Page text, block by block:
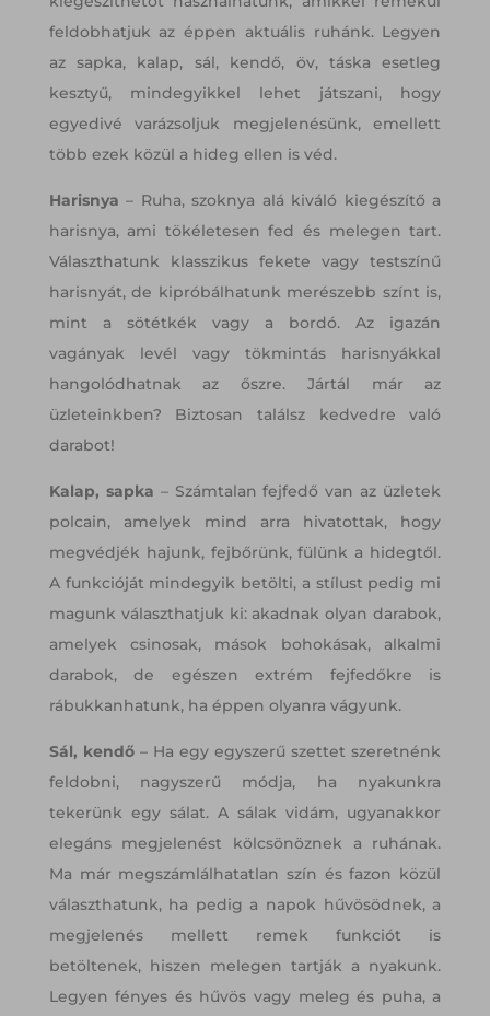
feldobhatjuk az éppen aktuális ruhánk. Legyen
az sapka, kalap, sál, kendő, öv, táska esetleg
kesztyű, mindegyikkel lehet játszani, hogy
egyedivé varázsoljuk megjelenésünk, emellett
több ezek közül a hideg ellen is véd.
Harisnya – Ruha, szoknya alá kiváló kiegészítő a
harisnya, ami tökéletesen fed és melegen tart.
Választhatunk klasszikus fekete vagy testszínű
harisnyát, de kipróbálhatunk merészebb színt is,
mint a sötétkék vagy a bordó. Az igazán
vagányak levél vagy tökmintás harisnyákkal
hangolódhatnak az őszre. Jártál már az
üzleteinkben? Biztosan találsz kedvedre való
darabot!
Kalap, sapka – Számtalan fejfedő van az üzletek
polcain, amelyek mind arra hivatottak, hogy
megvédjék hajunk, fejbőrünk, fülünk a hidegtől.
A funkcióját mindegyik betölti, a stílust pedig mi
magunk választhatjuk ki: akadnak olyan darabok,
amelyek csinosak, mások bohokásak, alkalmi
darabok, de egészen extrém fejfedőkre is
rábukkanhatunk, ha éppen olyanra vágyunk.
Sál, kendő – Ha egy egyszerű szettet szeretnénk
feldobni, nagyszerű módja, ha nyakunkra
tekerünk egy sálat. A sálak vidám, ugyanakkor
elegáns megjelenést kölcsönöznek a ruhának.
Ma már megszámlálhatatlan szín és fazon közül
választhatunk, ha pedig a napok hűvösödnek, a
megjelenés mellett remek funkciót is
betöltenek, hiszen melegen tartják a nyakunk.
Legyen fényes és hűvös vagy meleg és puha, a